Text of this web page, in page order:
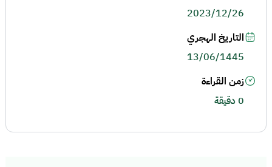
2023/12/26
التاريخ الهجري
13/06/1445
زمن القراءة
0 دقيقة